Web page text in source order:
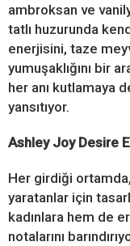
ambroksan ve
tatlı huzurunda
enerjisini, taze
yumuşaklığını bir
her anı kutlamaya
yansıtıyor.
Ashley Joy Desire
Her girdiği
yaratanlar için
kadınlara hem de
notalarını